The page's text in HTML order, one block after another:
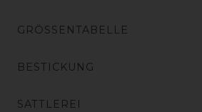
GRÖSSENTABELLE
BESTICKUNG
SATTLEREI